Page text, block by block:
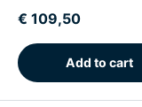
€ 109,50
Add to cart